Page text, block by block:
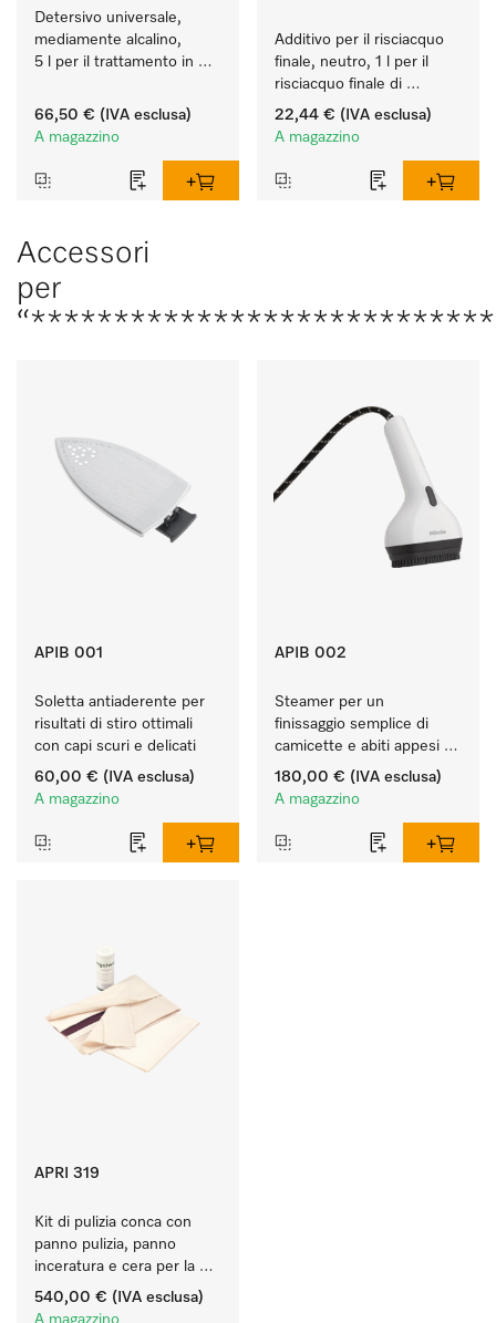
Detersivo universale,
mediamente alcalino,
5 l per il trattamento in
utensili.
66,50 € (IVA esclusa)
A magazzino
Additivo per il risciacquo
finale, neutro, 1 l per il
risciacquo finale di
strumenti e utensili,
biocompatibile.
22,44 € (IVA esclusa)
A magazzino
Accessori
per
APIB 001
Soletta antiaderente per
risultati di stiro ottimali
con capi scuri e delicati
60,00 € (IVA esclusa)
A magazzino
APIB 002
Steamer per un
finissaggio semplice di
camicette e abiti appesi
sulle grucce.
180,00 € (IVA esclusa)
A magazzino
APRI 319
Kit di pulizia conca con
panno pulizia, panno
inceratura e cera per la
cura ottimale della conca.
540,00 € (IVA esclusa)
A magazzino